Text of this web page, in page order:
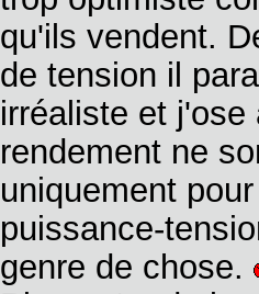
qu'ils vendent.
de tension il
irréaliste et
rendement ne
uniquement
puissance-
genre de chose.